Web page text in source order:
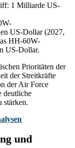
1 Milliarde US-
US-Dollar (2027,
HH-60W-
US-Dollar.
Prioritäten der
der Streitkräfte
der Air Force
deutliche
stärken.
und